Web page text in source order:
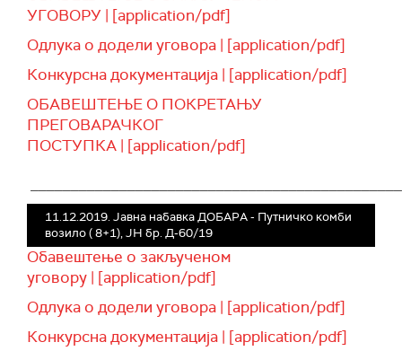
УГОВОРУ | [application/pdf]
Oдлука о додели уговора | [application/pdf]
Конкурсна документација | [application/pdf]
ОБАВЕШТЕЊЕ О ПОКРЕТАЊУ
ПРЕГОВАРАЧКОГ
ПОСТУПКА | [application/pdf]
11.12.2019. Јавна набавка ДОБАРА - Путничко комби
возило ( 8+1), ЈН бр. Д-60/19
Обавештење о закљученом
уговору | [application/pdf]
Одлука о додели уговора | [application/pdf]
Конкурсна документација | [application/pdf]